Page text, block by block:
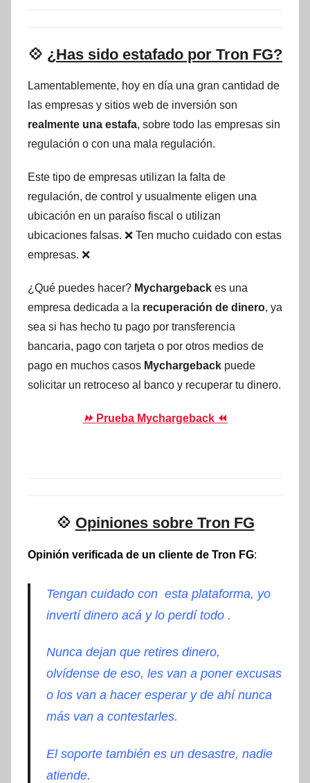
💠 ¿Has sido estafado por Tron FG?
Lamentablemente, hoy en día una gran cantidad de
las empresas y sitios web de inversión son
realmente una estafa, sobre todo las empresas sin
regulación o con una mala regulación.
Este tipo de empresas utilizan la falta de
regulación, de control y usualmente eligen una
ubicación en un paraíso fiscal o utilizan
ubicaciones falsas. ❌ Ten mucho cuidado con estas
empresas. ❌
¿Qué puedes hacer? Mychargeback es una
empresa dedicada a la recuperación de dinero, ya
sea si has hecho tu pago por transferencia
bancaria, pago con tarjeta o por otros medios de
pago en muchos casos Mychargeback puede
solicitar un retroceso al banco y recuperar tu dinero.
⏩ Prueba Mychargeback ⏪
💠 Opiniones sobre Tron FG
Opinión verificada de un cliente de Tron FG:
Tengan cuidado con esta plataforma, yo
invertí dinero acá y lo perdí todo .
Nunca dejan que retires dinero,
olvídense de eso, les van a poner excusas
o los van a hacer esperar y de ahí nunca
más van a contestarles.
El soporte también es un desastre, nadie
atiende.